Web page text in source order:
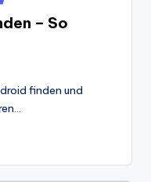
– So
finden und